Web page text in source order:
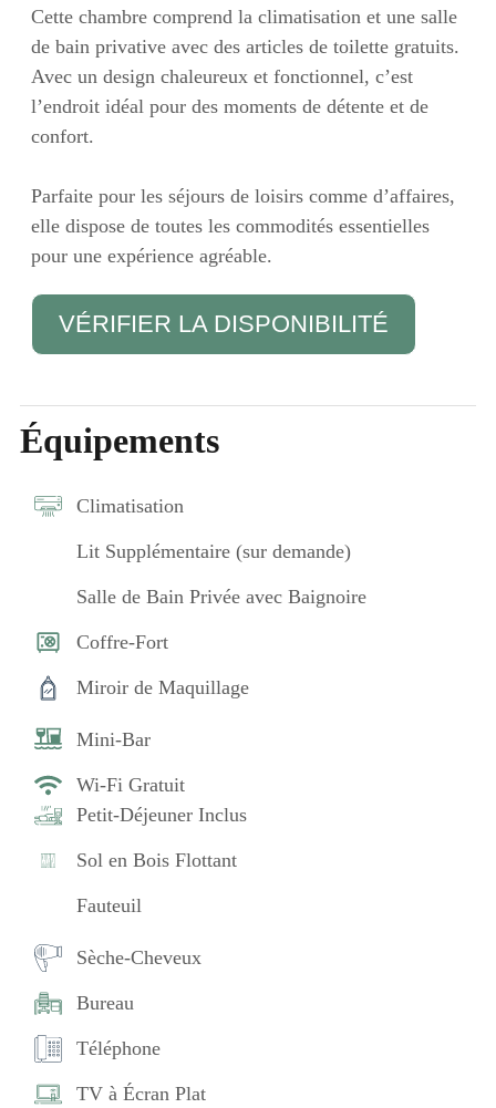
Cette chambre comprend la climatisation et une salle
de bain privative avec des articles de toilette gratuits.
Avec un design chaleureux et fonctionnel, c’est
l’endroit idéal pour des moments de détente et de
confort.
Parfaite pour les séjours de loisirs comme d’affaires,
elle dispose de toutes les commodités essentielles
pour une expérience agréable.
VÉRIFIER LA DISPONIBILITÉ
Équipements
Climatisation
Lit Supplémentaire (sur demande)
Salle de Bain Privée avec Baignoire
Coffre-Fort
Miroir de Maquillage
Mini-Bar
Wi-Fi Gratuit
Petit-Déjeuner Inclus
Sol en Bois Flottant
Fauteuil
Sèche-Cheveux
Bureau
Téléphone
TV à Écran Plat